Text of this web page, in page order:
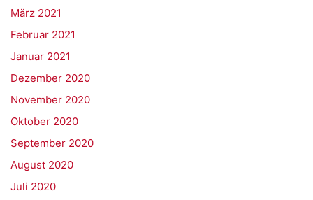
März 2021
Februar 2021
Januar 2021
Dezember 2020
November 2020
Oktober 2020
September 2020
August 2020
Juli 2020